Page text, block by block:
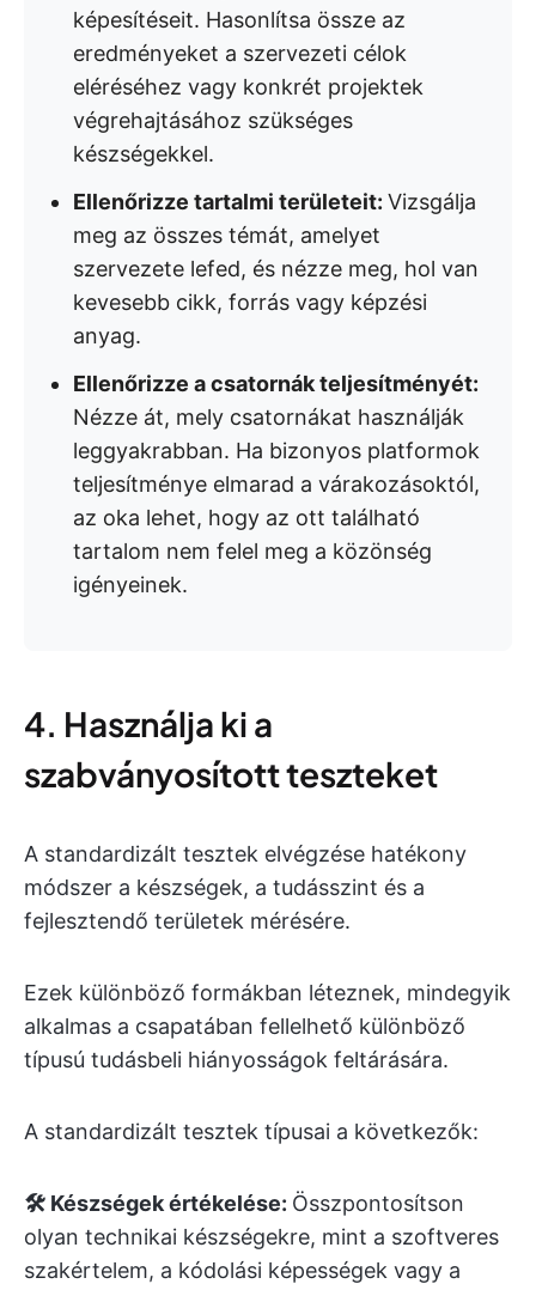
képesítéseit. Hasonlítsa össze az
eredményeket a szervezeti célok
eléréséhez vagy konkrét projektek
végrehajtásához szükséges
készségekkel.
Ellenőrizze tartalmi területeit: Vizsgálja
meg az összes témát, amelyet
szervezete lefed, és nézze meg, hol van
kevesebb cikk, forrás vagy képzési
anyag.
Ellenőrizze a csatornák teljesítményét:
Nézze át, mely csatornákat használják
leggyakrabban. Ha bizonyos platformok
teljesítménye elmarad a várakozásoktól,
az oka lehet, hogy az ott található
tartalom nem felel meg a közönség
igényeinek.
4. Használja ki a
szabványosított teszteket
A standardizált tesztek elvégzése hatékony
módszer a készségek, a tudásszint és a
fejlesztendő területek mérésére.
Ezek különböző formákban léteznek, mindegyik
alkalmas a csapatában fellelhető különböző
típusú tudásbeli hiányosságok feltárására.
A standardizált tesztek típusai a következők:
🛠️ Készségek értékelése: Összpontosítson
olyan technikai készségekre, mint a szoftveres
szakértelem, a kódolási képességek vagy a